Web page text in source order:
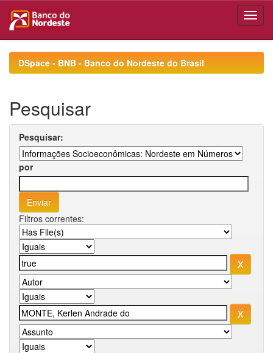
navigationDSpace - BNB - Banco do Nordeste do Brasil
Pesquisar
Pesquisar:
por
Filtros correntes: